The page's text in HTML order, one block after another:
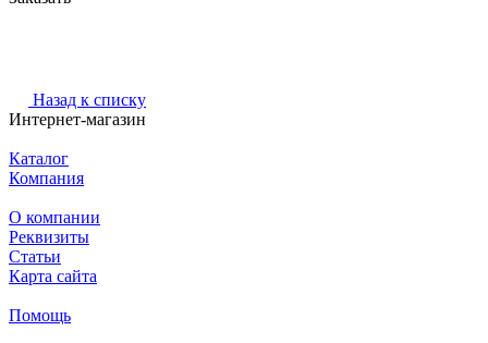
Назад к списку
Интернет-магазин
Каталог
Компания
О компании
Реквизиты
Статьи
Карта сайта
Помощь